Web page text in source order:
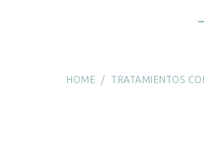
HOME TRATAMIENTOS